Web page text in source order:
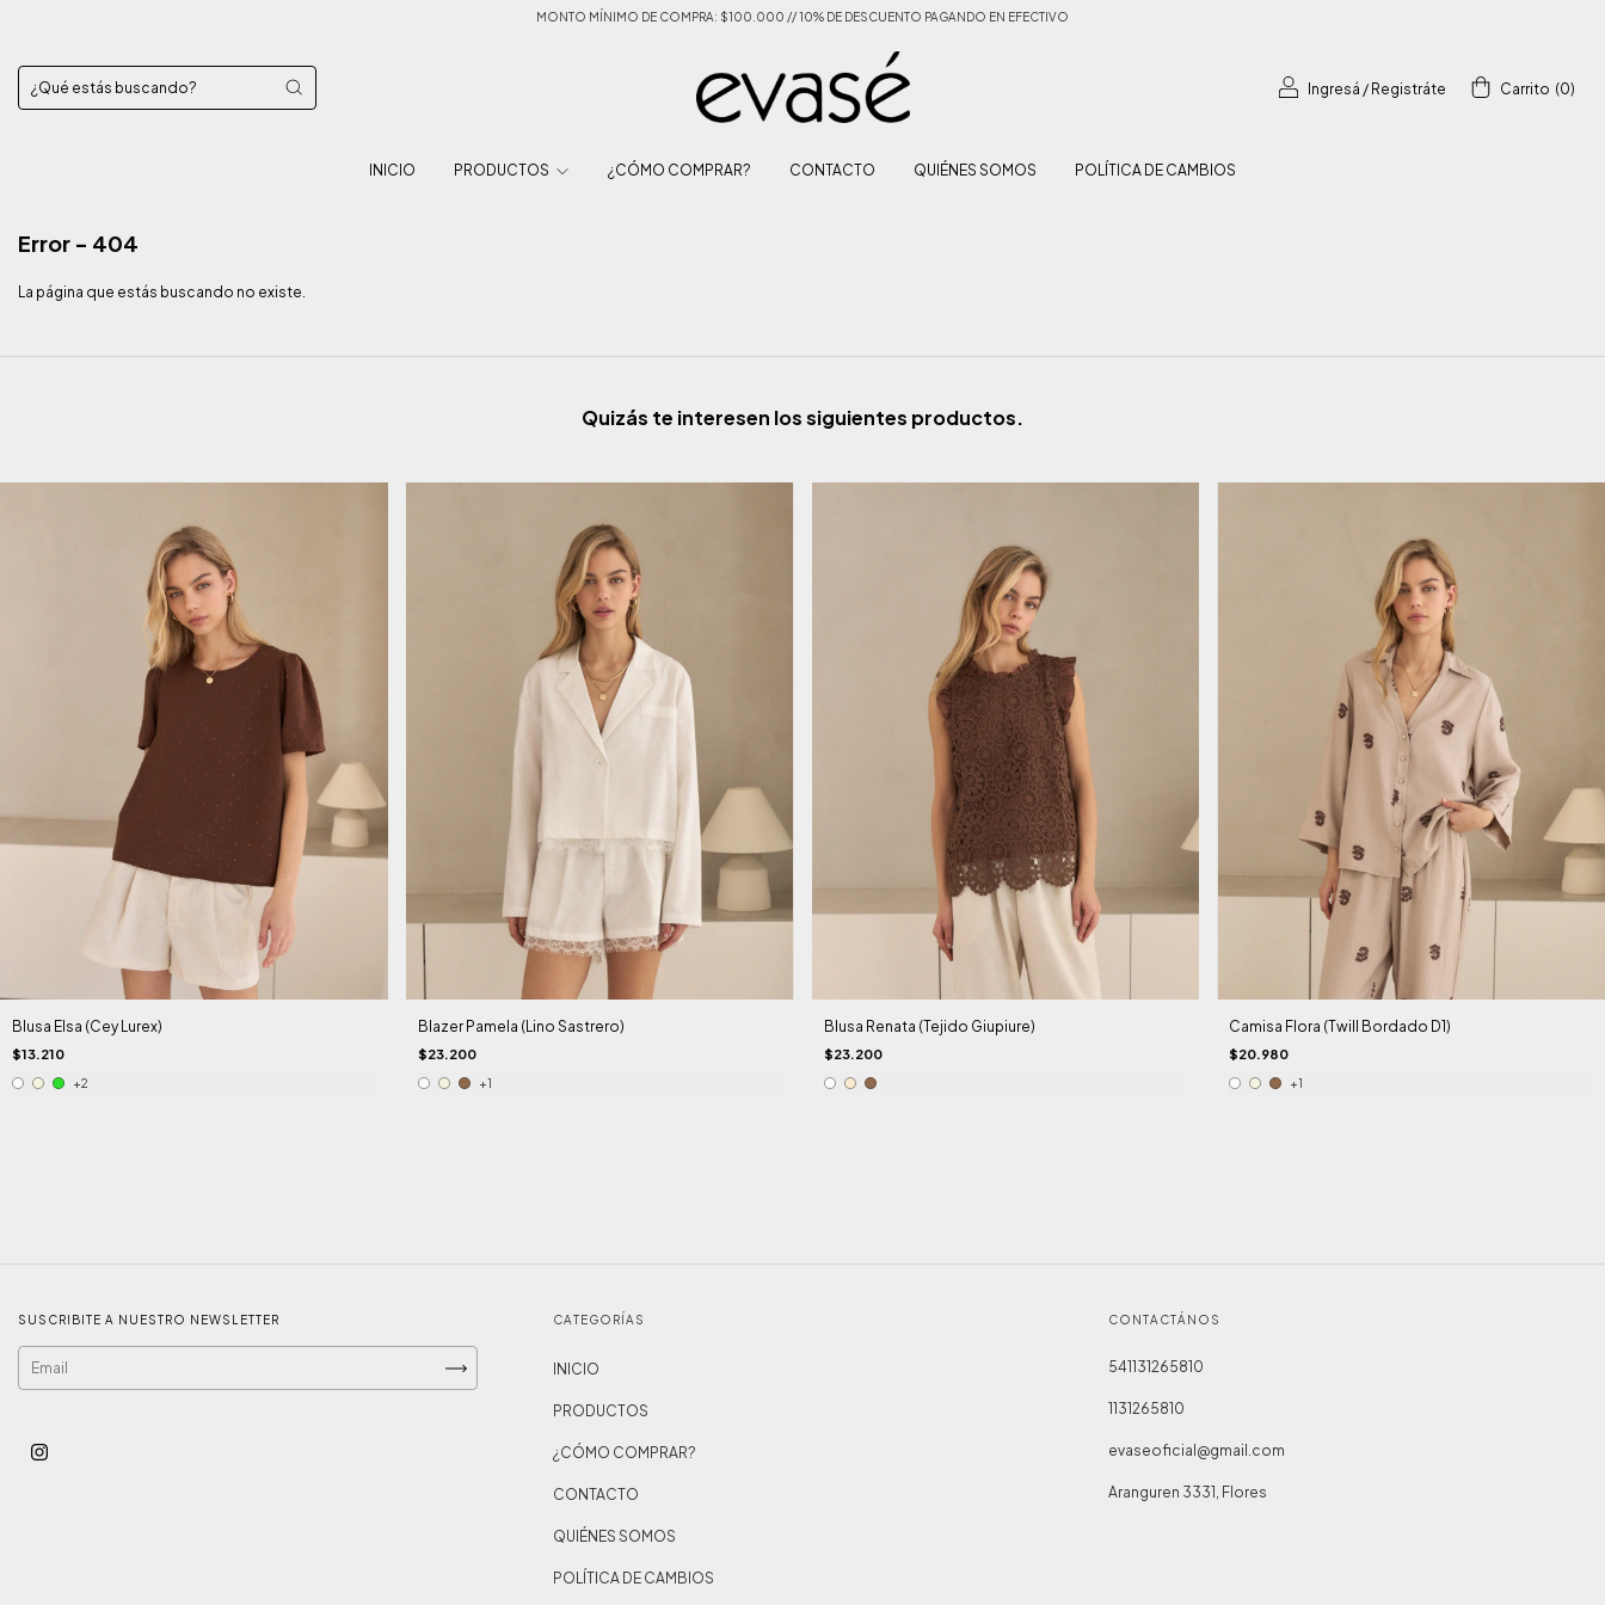
MONTO MÍNIMO DE COMPRA: $100.000 // 10% DE DESCUENTO PAGANDO EN EFECTIVO
Ingresá / Registráte Carrito (0)
INICIO PRODUCTOS ¿CÓMO COMPRAR? CONTACTO QUIÉNES SOMOS POLÍTICA DE CAMBIOS
Error - 404
La página que estás buscando no existe.
Quizás te interesen los siguientes productos.
Blusa Elsa (Cey Lurex)
$13.210
+2
Blazer Pamela (Lino Sastrero)
$23.200
+1
Blusa Renata (Tejido Giupiure)
$23.200
Camisa Flora (Twill Bordado D1)
$20.980
+1
SUSCRIBITE A NUESTRO NEWSLETTER CATEGORÍAS
INICIO
PRODUCTOS
¿CÓMO COMPRAR?
CONTACTO
QUIÉNES SOMOS
POLÍTICA DE CAMBIOS
CONTACTÁNOS
541131265810
1131265810
evaseoficial@gmail.com
Aranguren 3331, Flores